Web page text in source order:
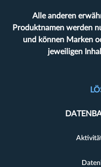
Alle anderen
Produktnamen werden
und können Marken
jeweiligen